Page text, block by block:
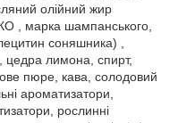
олійний жир
, марка шампанського,
соняшника) ,
цедра лимона, спирт,
пюре, кава, солодовий
ароматизатори,
рослинні